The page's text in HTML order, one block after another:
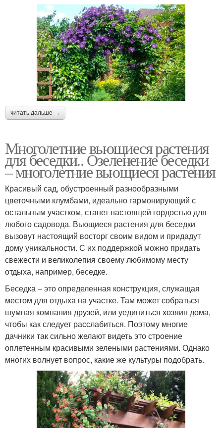
читать дальше →
Многолетние вьющиеся растения
для беседки.. Озеленение беседки
– многолетние вьющиеся растения
Красивый сад, обустроенный разнообразными
цветочными клумбами, идеально гармонирующий с
остальным участком, станет настоящей гордостью для
любого садовода. Вьющиеся растения для беседки
вызовут настоящий восторг своим видом и придадут
дому уникальности. С их поддержкой можно придать
свежести и великолепия своему любимому месту
отдыха, например, беседке.
Беседка – это определенная конструкция, служащая
местом для отдыха на участке. Там может собраться
шумная компания друзей, или уединиться хозяин дома,
чтобы как следует расслабиться. Поэтому многие
дачники так сильно желают видеть это строение
оплетенным красивыми зелеными растениями. Однако
многих волнует вопрос, какие же культуры подобрать.